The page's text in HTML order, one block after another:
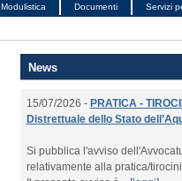
Modulistica Documenti Servizi
News
15/07/2026 - PRATICA -
Distrettuale dello Stato
Si pubblica l'avviso
relativamente alla pratica/